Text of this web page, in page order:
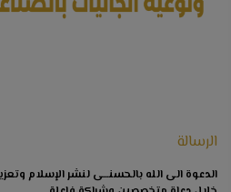
الرسالة
الدعوة الى الله بالحسنـــى لنشر الإسلام